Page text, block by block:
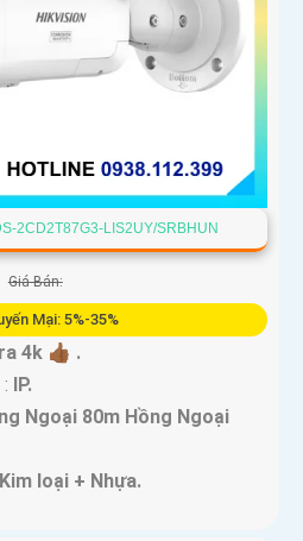
2CD2T87G3-LIS2UY/SRBHUN
Giá Bán:
Mại: 5%-35%
4k 👍🏾 .
IP.
Ngoại 80m Hồng Ngoại
loại + Nhựa.